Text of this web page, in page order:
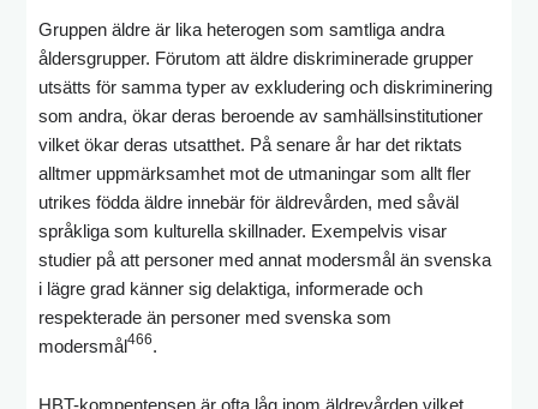
Gruppen äldre är lika heterogen som samtliga andra
åldersgrupper. Förutom att äldre diskriminerade grupper
utsätts för samma typer av exkludering och diskriminering
som andra, ökar deras beroende av samhällsinstitutioner
vilket ökar deras utsatthet. På senare år har det riktats
alltmer uppmärksamhet mot de utmaningar som allt fler
utrikes födda äldre innebär för äldrevården, med såväl
språkliga som kulturella skillnader. Exempelvis visar
studier på att personer med annat modersmål än svenska
i lägre grad känner sig delaktiga, informerade och
respekterade än personer med svenska som
modersmål466.
HBT-kompentensen är ofta låg inom äldrevården vilket